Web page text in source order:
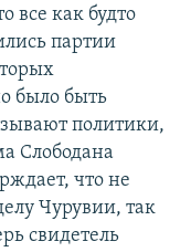
все как будто
партии
было быть
политики,
Слободана
что не
Чурувии, так
свидетель